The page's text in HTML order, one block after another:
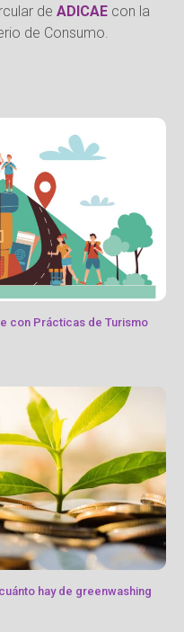
de ADICAEcon la
de Consumo.
con Prácticas de Turismo
hay de greenwashing